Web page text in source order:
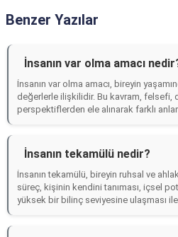
Benzer Yazılar
İnsanın var olma amacı
İnsanın var olma amacı, bireyin
değerlerle ilişkilidir. Bu kavram, felsefi,
perspektiflerden ele alınarak farklı
İnsanın tekamülü nedir?
İnsanın tekamülü, bireyin ruhsal ve
süreç, kişinin kendini tanıması, içsel
yüksek bir bilinç seviyesine ulaşması